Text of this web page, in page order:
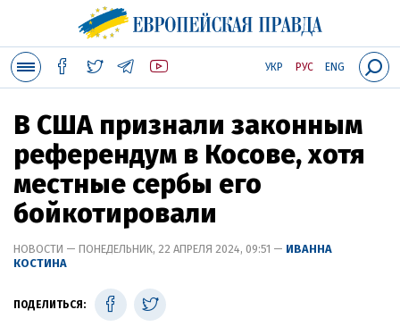
УКР РУС ENG
В США признали законным
референдум в Косове, хотя
местные сербы его
бойкотировали
НОВОСТИ — ПОНЕДЕЛЬНИК, 22 АПРЕЛЯ 2024, 09:51 — ИВАННА
КОСТИНА
ПОДЕЛИТЬСЯ: